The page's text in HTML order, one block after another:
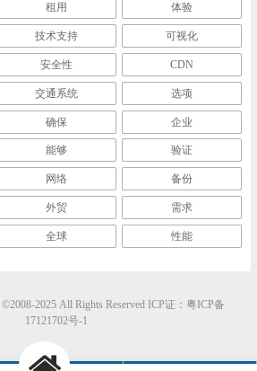
租用 体验
技术支持 可视化
安全性 CDN
交通系统 选项
确保 企业
能够 验证
网络 备份
外贸 需求
全球 性能
©2008-2025 All Rights Reserved ICP证： 粤ICP备
17121702号-1